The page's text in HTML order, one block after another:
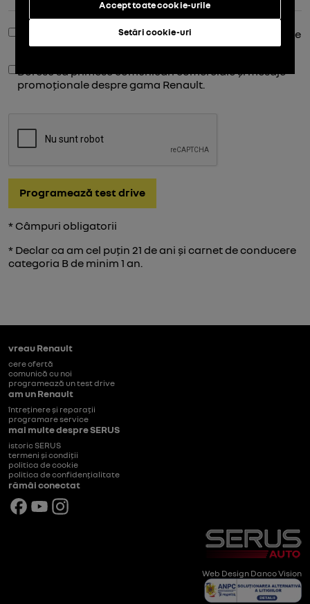
Sunt de acord cu stocarea și manipularea datelor mele
peserus-renault.ro.
Doresc să primesc comunicari comerciale și mesaje
promoționale despre gama Renault.
Programează test drive
* Câmpuri obligatorii
* Declar ca am cel puțin 21 de ani și carnet de conducere
categoria B de minim 1 an.
vreau Renault
cere ofertă
comunică cu noi
programează un test drive
am un Renault
întreținere și reparații
programare service
mai multe despre SERUS
istoric SERUS
termeni și condiții
politica de cookie
politica de confidențialitate
rămâi conectat
Web Design Danco Vision
Setări cookie-uri
Accept toate cookie-urile